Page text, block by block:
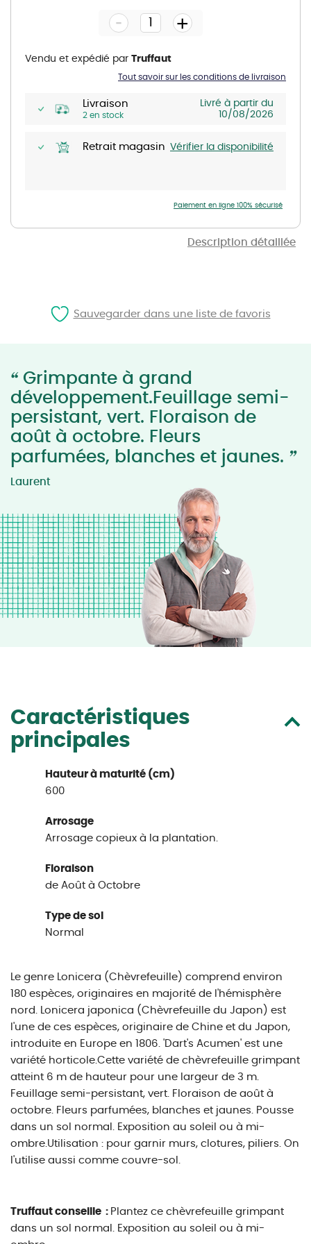
Description détaillée
gallery
Livraison
2 en stock
Livré à partir du
10/08/2026
Retrait magasin Vérifier la disponibilité
- +
Tout savoir sur les conditions de livraison
Vendu et expédié par Truffaut
Paiement en ligne 100% sécurisé
“ Grimpante à grand
développement.Feuillage semi-
persistant, vert. Floraison de
août à octobre. Fleurs
parfumées, blanches et jaunes. ”
Laurent
Caractéristiques
principales
Hauteur à maturité (cm)
600
Arrosage
Arrosage copieux à la plantation.
Floraison
de Août à Octobre
Type de sol
Normal
Le genre Lonicera (Chèvrefeuille) comprend environ
180 espèces, originaires en majorité de l'hémisphère
nord. Lonicera japonica (Chèvrefeuille du Japon) est
l'une de ces espèces, originaire de Chine et du Japon,
introduite en Europe en 1806. 'Dart's Acumen' est une
variété horticole.Cette variété de chèvrefeuille grimpant
atteint 6 m de hauteur pour une largeur de 3 m.
Feuillage semi-persistant, vert. Floraison de août à
octobre. Fleurs parfumées, blanches et jaunes. Pousse
dans un sol normal. Exposition au soleil ou à mi-
ombre.Utilisation : pour garnir murs, clotures, piliers. On
l'utilise aussi comme couvre-sol.
Truffaut conseille : Plantez ce chèvrefeuille grimpant
dans un sol normal. Exposition au soleil ou à mi-
Sauvegarder dans une liste de favoris